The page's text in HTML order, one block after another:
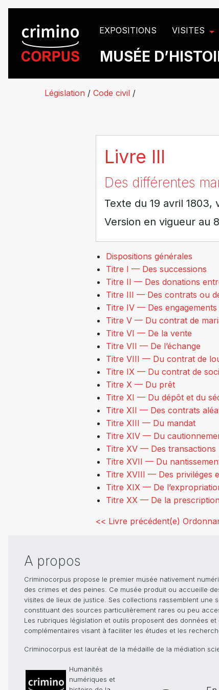
EXPOSITIONS VISITES
MUSÉE
Législation / Code civil /
Livre III
Des différentes
Texte du 19 avril 1803,
Version en vigueur au
Dispositions générales
Titre I — Des successions
Titre II — Des donations
Titre III — Des contrats ou
Titre IV — Des
Titre V — Du contrat de
Titre VI — De la vente
Titre VII — De l’échange
Titre VIII — Du contrat de
Titre IX — Du contrat de
Titre X — Du prêt
Titre XI — Du dépôt et du
Titre XII — Des contrats
Titre XIII — Du mandat
Titre XIV — Du
Titre XV — Des transactions
Titre XVII — Du
Titre XVIII — Des priviléges
Titre XIX — De
Titre XX — De la prescription
<< Livre précédent(e)
A propos
Criminocorpus propose le premier musée nativement
des crimes et des peines. Ce musée produit ou accueille
visites de lieux de justice. Ses collections rassemblent une
constituant des sources particulièrement rares ou peu
Les rubriques législation et outils proposent des données et
complémentaires visant à faciliter les études et les
Criminocorpus est lauréat de la médaille de la médiation
Humanités
numériques et
Panneau de gestion des cookies